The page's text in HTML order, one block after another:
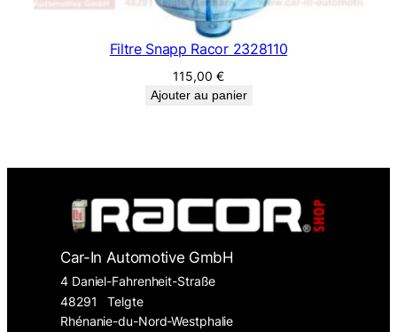
Filtre Snapp Racor 2328110
115,00 €
Ajouter au panier
Car-In Automotive GmbH
4 Daniel-Fahrenheit-Straße
48291
Telgte
Rhénanie-du-Nord-Westphalie